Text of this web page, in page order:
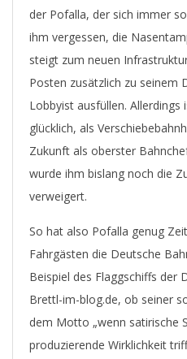
der Pofalla, der sich immer
ihm vergessen, die
steigt zum neuen
Posten zusätzlich zu seinem
Lobbyist ausfüllen.
glücklich, als
Zukunft als oberster
wurde ihm bislang noch die
verweigert.
So hat also Pofalla genug
Fahrgästen die Deutsche
Beispiel des Flaggschiffs der
Brettl-im-blog.de, ob seiner
dem Motto „wenn satirische
produzierende Wirklichkeit